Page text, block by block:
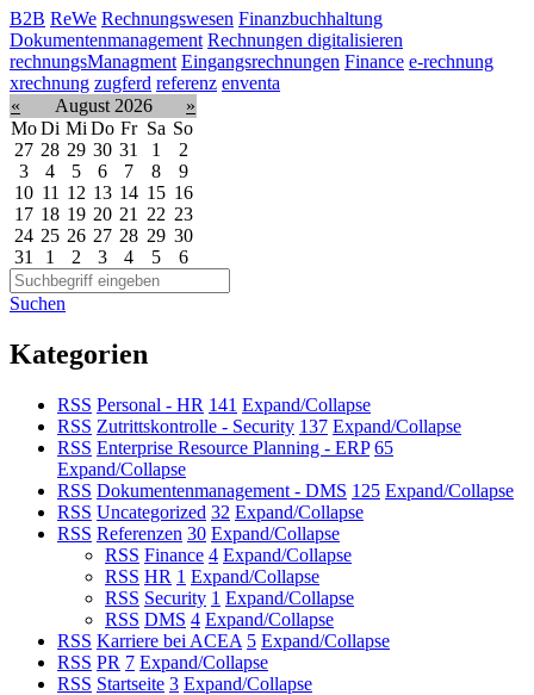
B2B ReWe Rechnungswesen Finanzbuchhaltung
Dokumentenmanagement Rechnungen digitalisieren
rechnungsManagment Eingangsrechnungen Finance e-rechnung
xrechnung zugferd referenz enventa
«
August 2026
»
Mo Di Mi Do Fr Sa So
27 28 29 30 31 1
2
3
4 5 6 7 8
9
10 11 12 13 14 15 16
17 18 19 20 21 22 23
24 25 26 27 28 29 30
31
1 2 3 4 5 6
Suchen
Kategorien
RSS Personal - HR 141 Expand/Collapse
RSS Zutrittskontrolle - Security 137 Expand/Collapse
RSS Enterprise Resource Planning - ERP 65
Expand/Collapse
RSS Dokumentenmanagement - DMS 125 Expand/Collapse
RSS Uncategorized 32 Expand/Collapse
RSS Referenzen 30 Expand/Collapse
RSS Finance 4 Expand/Collapse
RSS HR 1 Expand/Collapse
RSS Security 1 Expand/Collapse
RSS DMS 4 Expand/Collapse
RSS Karriere bei ACEA 5 Expand/Collapse
RSS PR 7 Expand/Collapse
RSS Startseite 3 Expand/Collapse